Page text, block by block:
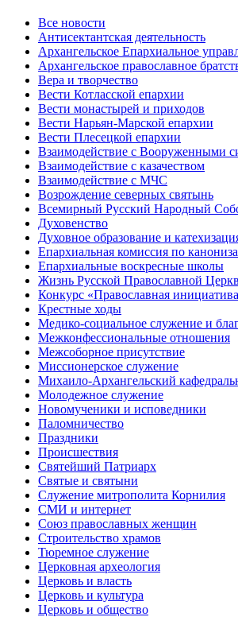
Все новости
Антисектантская деятельность
Архангельское Епархиальное
Архангельское православное
Вера и творчество
Вести Котласской епархии
Вести монастырей и приходов
Вести Нарьян-Марской епархии
Вести Плесецкой епархии
Взаимодействие с Вооруженными
Взаимодействие с казачеством
Взаимодействие с МЧС
Возрождение северных святынь
Всемирный Русский Народный
Духовенство
Духовное образование и
Епархиальная комиссия по
Епархиальные воскресные школы
Жизнь Русской Православной
Конкурс «Православная
Крестные ходы
Медико-социальное служение и
Межконфессиональные отношения
Межсоборное присутствие
Миссионерское служение
Михаило-Архангельский
Молодежное служение
Новомученики и исповедники
Паломничество
Праздники
Происшествия
Святейший Патриарх
Святые и святыни
Служение митрополита Корнилия
СМИ и интернет
Союз православных женщин
Строительство храмов
Тюремное служение
Церковная археология
Церковь и власть
Церковь и культура
Церковь и общество